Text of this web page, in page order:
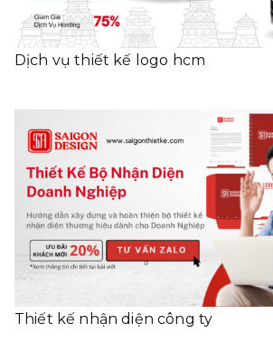
Dịch vụ thiết kế logo hcm
Thiết kế nhận diện công ty